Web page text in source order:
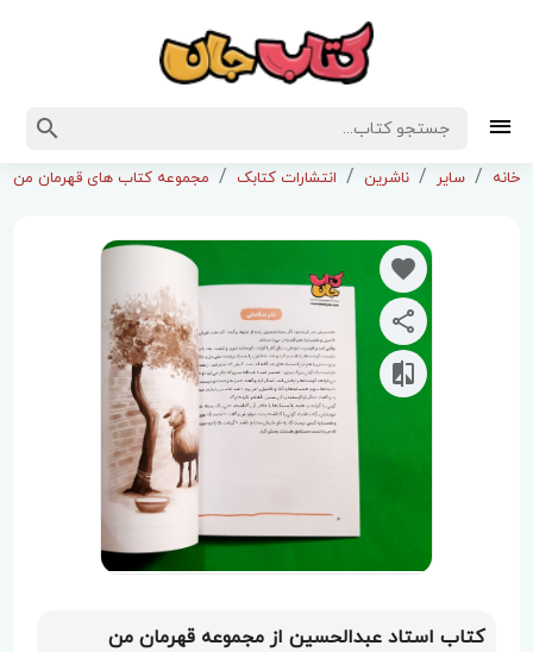
خانه سایر ناشرین انتشارات کتابک مجموعه کتاب های قهرمان من
کتاب استاد عبدالحسین از مجموعه قهرمان من